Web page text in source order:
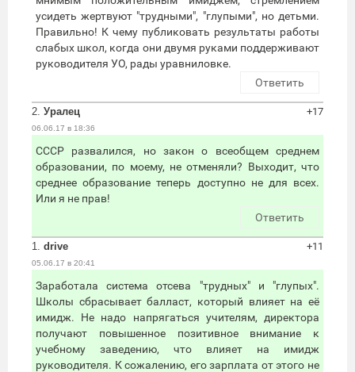
усидеть жертвуют "трудными", "глупыми", но детьми.
Правильно! К чему публиковать результаты работы
слабых школ, когда они двумя руками поддерживают
руководителя УО, рады уравниловке.
Ответить
2. Уралец
06.06.17 в 18:36
+17
СССР развалился, но закон о всеобщем среднем
образовании, по моему, не отменяли? Выходит, что
среднее образование теперь доступно не для всех.
Или я не прав!
Ответить
1. drive
05.06.17 в 20:41
+11
Заработала система отсева "трудных" и "глупых".
Школы сбрасывает балласт, который влияет на её
имидж. Не надо напрягаться учителям, директора
получают повышенное позитивное внимание к
учебному заведению, что влияет на имидж
руководителя. К сожалению, его зарплата от этого не